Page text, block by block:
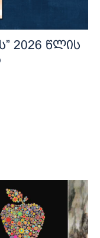
2026 წლის